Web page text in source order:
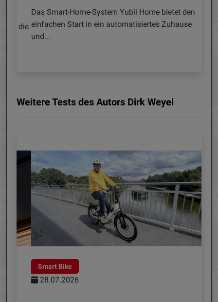
die
Das Smart-Home-System Yubii Home bietet den
einfachen Start in ein automatisiertes Zuhause
und...
Weitere Tests des Autors Dirk Weyel
Smart Bike
28.07.2026